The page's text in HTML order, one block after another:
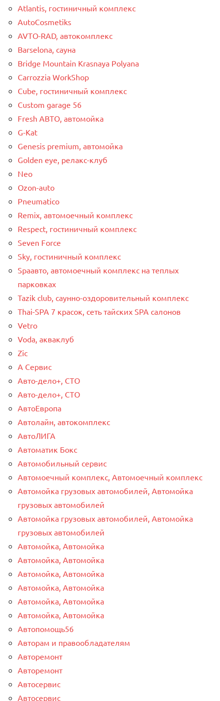
Atlantis, гостиничный комплекс
AutoCosmetiks
AVTO-RAD, автокомплекс
Barselona, сауна
Bridge Mountain Krasnaya Polyana
Carrozzia WorkShop
Cube, гостиничный комплекс
Custom garage 56
Fresh АВТО, автомойка
G-Kat
Genesis premium, автомойка
Golden eye, релакс-клуб
Neo
Ozon-auto
Pneumatico
Remix, автомоечный комплекс
Respect, гостиничный комплекс
Seven Force
Sky, гостиничный комплекс
Spaавто, автомоечный комплекс на теплых
парковках
Tazik club, саунно-оздоровительный комплекс
Thai-SPA 7 красок, сеть тайских SPA салонов
Vetro
Voda, акваклуб
Zic
А Сервис
Авто-дело+, СТО
Авто-дело+, СТО
АвтоЕвропа
Автолайн, автокомплекс
АвтоЛИГА
Автоматик Бокс
Автомобильный сервис
Автомоечный комплекс, Автомоечный комплекс
Автомойка грузовых автомобилей, Автомойка
грузовых автомобилей
Автомойка грузовых автомобилей, Автомойка
грузовых автомобилей
Автомойка, Автомойка
Автомойка, Автомойка
Автомойка, Автомойка
Автомойка, Автомойка
Автомойка, Автомойка
Автомойка, Автомойка
Автопомощь56
Авторам и правообладателям
Авторемонт
Авторемонт
Автосервис
Автосервис